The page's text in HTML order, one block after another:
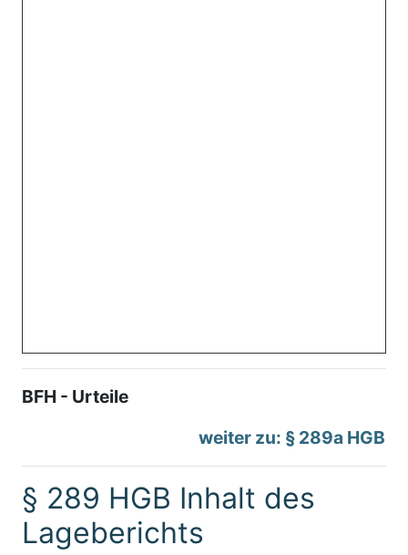
BFH - Urteile
weiter zu: § 289a HGB
§ 289 HGB Inhalt des
Lageberichts